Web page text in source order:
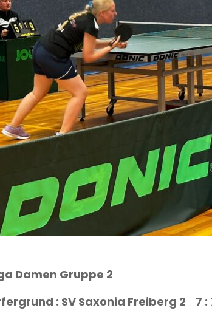
Damen Gruppe 2
: SV Saxonia Freiberg 2 7 :